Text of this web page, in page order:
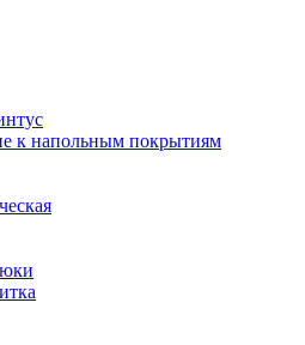
к напольным покрытиям